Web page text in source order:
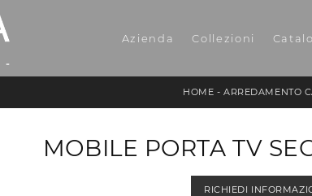
Azienda Collezioni
HOME -ARREDAMENTO
MOBILE PORTA TV
RICHIEDI